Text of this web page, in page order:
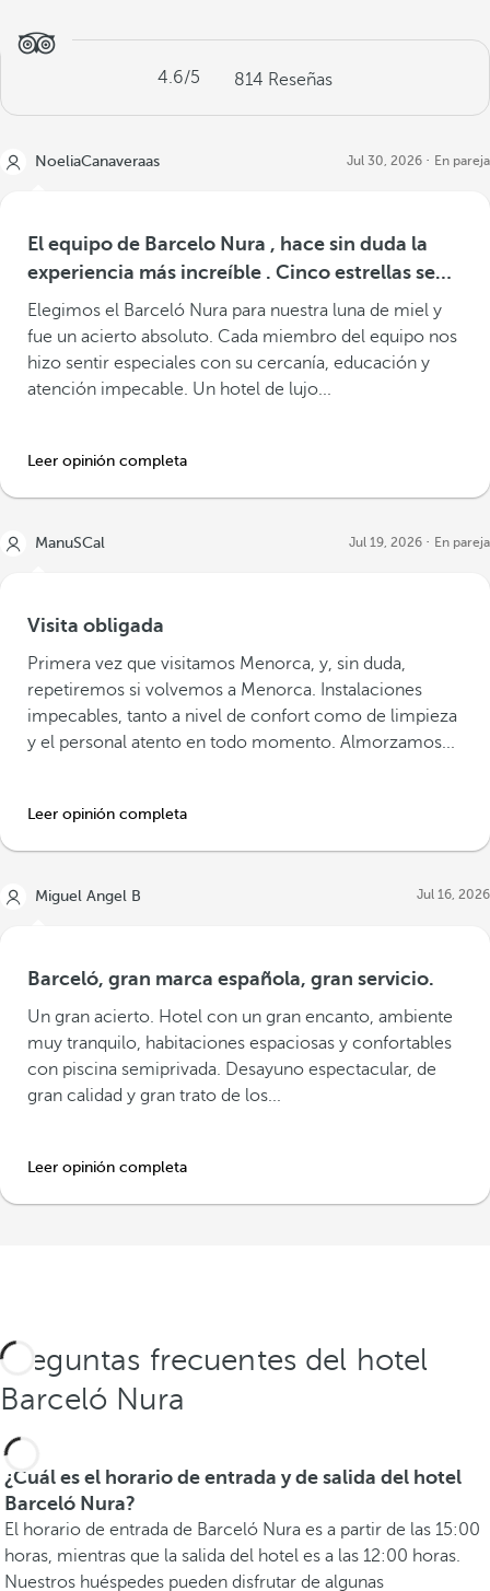
4.6/5 814 Reseñas
NoeliaCanaveraas Jul 30, 2026 En pareja
El equipo de Barcelo Nura , hace sin duda la
experiencia más increíble . Cinco estrellas se
quedan cortas
Elegimos el Barceló Nura para nuestra luna de miel y
fue un acierto absoluto. Cada miembro del equipo nos
hizo sentir especiales con su cercanía, educación y
atención impecable. Un hotel de lujo...
Leer opinión completa
ManuSCal Jul 19, 2026 En pareja
Visita obligada
Primera vez que visitamos Menorca, y, sin duda,
repetiremos si volvemos a Menorca. Instalaciones
impecables, tanto a nivel de confort como de limpieza
y el personal atento en todo momento. Almorzamos...
Leer opinión completa
Miguel Angel B Jul 16, 2026
Barceló, gran marca española, gran servicio.
Un gran acierto. Hotel con un gran encanto, ambiente
muy tranquilo, habitaciones espaciosas y confortables
con piscina semiprivada. Desayuno espectacular, de
gran calidad y gran trato de los...
Leer opinión completa
Preguntas frecuentes del hotel
Barceló Nura
¿Cuál es el horario de entrada y de salida del hotel
Barceló Nura?
El horario de entrada de Barceló Nura es a partir de las 15:00
horas, mientras que la salida del hotel es a las 12:00 horas.
Nuestros huéspedes pueden disfrutar de algunas